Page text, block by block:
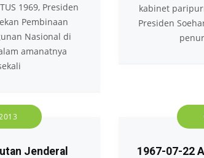
1969, Presiden
Pembinaan
Nasional di
amanatnya
kabinet
Presiden
Jenderal
1967-07-22